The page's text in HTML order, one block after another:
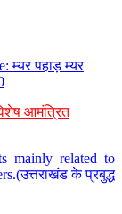
म्यर पहाड़ म्यर
आमंत्रित
mainly related to
के प्रबुद्ध